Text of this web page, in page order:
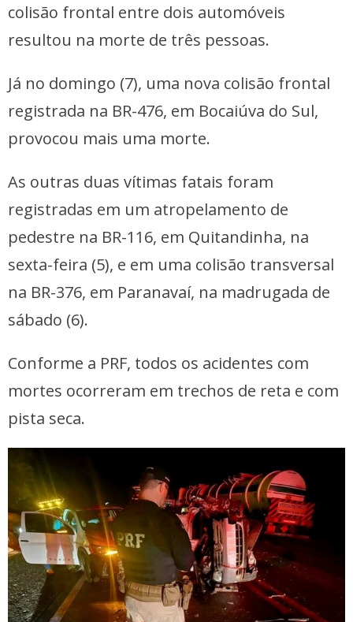
colisão frontal entre dois automóveis
resultou na morte de três pessoas.
Já no domingo (7), uma nova colisão frontal
registrada na BR-476, em Bocaiúva do Sul,
provocou mais uma morte.
As outras duas vítimas fatais foram
registradas em um atropelamento de
pedestre na BR-116, em Quitandinha, na
sexta-feira (5), e em uma colisão transversal
na BR-376, em Paranavaí, na madrugada de
sábado (6).
Conforme a PRF, todos os acidentes com
mortes ocorreram em trechos de reta e com
pista seca.